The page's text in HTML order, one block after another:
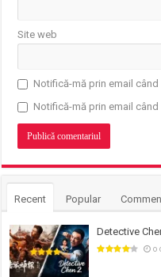
Site web
Notifică-mă prin email
Notifică-mă prin email
Recent Popular
Detective
o